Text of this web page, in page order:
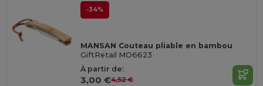
-34%
MANSAN Couteau pliable en bambou
GiftRetail MO6623
À partir de:
3,00 €4,52 €